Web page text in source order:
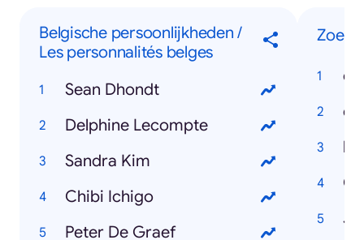
Belgische persoonlijkheden /
Les personnalités belges
Sean Dhondt
Delphine Lecompte
Sandra Kim
Chibi Ichigo
Peter De Graef